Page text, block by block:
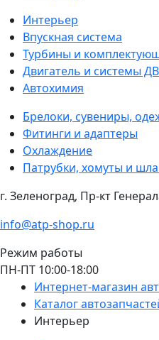
Интерьер
Впускная система
Турбины и
Двигатель и системы
Автохимия
Брелоки, сувениры,
Фитинги и адаптеры
Охлаждение
Патрубки, хомуты и
г. Зеленоград, Пр-кт
info@atp-shop.ru
Режим работы
ПН-ПТ 10:00-18:00
Интернет-магазин
Каталог
Интерьер